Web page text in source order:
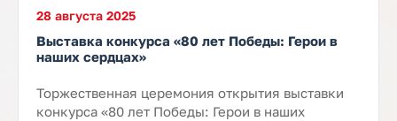
28 августа 2025
Выставка конкурса «80 лет Победы: Герои в
наших сердцах»
Торжественная церемония открытия выставки
конкурса «80 лет Победы: Герои в наших